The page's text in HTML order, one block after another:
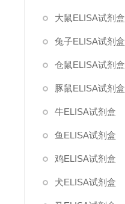
大鼠ELISA试剂盒
兔子ELISA试剂盒
仓鼠ELISA试剂盒
豚鼠ELISA试剂盒
牛ELISA试剂盒
鱼ELISA试剂盒
鸡ELISA试剂盒
犬ELISA试剂盒